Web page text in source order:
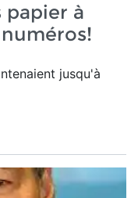
papier à
jusqu'à